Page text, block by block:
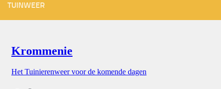
TUINWEER